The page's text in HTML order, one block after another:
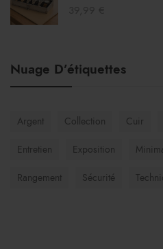
Nuage D’étiquettes
Argent Collection Cuir
Entretien Exposition
Rangement Sécurité